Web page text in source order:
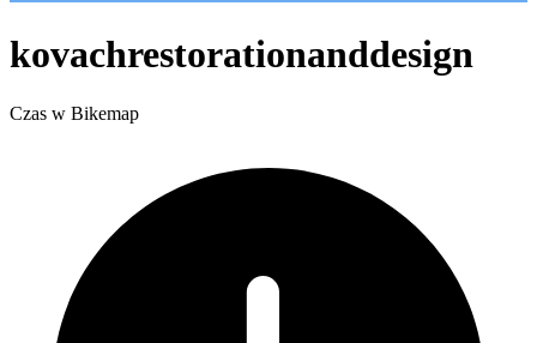
kovachrestorationanddesign
Czas w Bikemap